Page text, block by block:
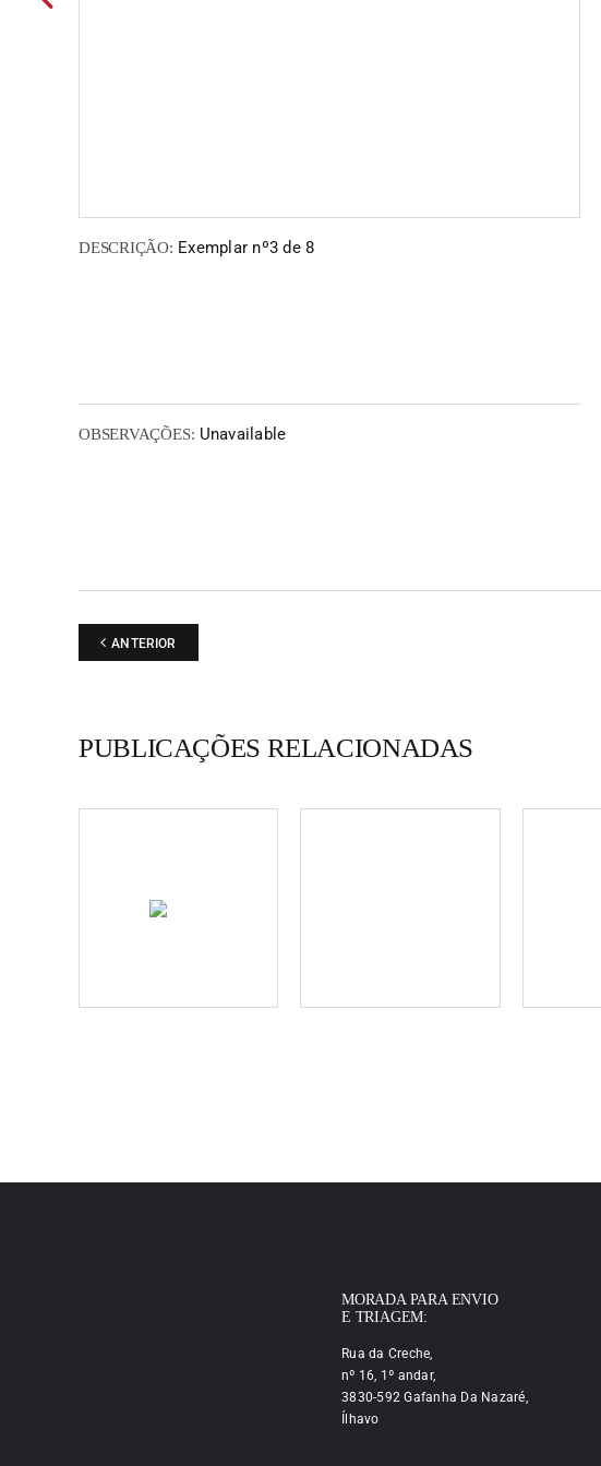
DESCRIÇÃO: Exemplar nº3 de 8
OBSERVAÇÕES: Unavailable
ANTERIOR
PUBLICAÇÕES RELACIONADAS
MORADA PARA ENVIO
E TRIAGEM:
Rua da Creche,
nº 16, 1º andar,
3830-592 Gafanha Da Nazaré,
Ílhavo